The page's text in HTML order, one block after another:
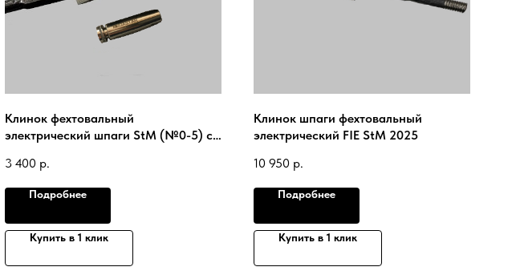
Клинок фехтовальный
электрический шпаги StM (№0-5) с
2020.1Super
3 400 р.
Подробнее
Купить в 1 клик
Клинок шпаги фехтовальный
электрический FIE StM 2025
10 950 р.
Подробнее
Купить в 1 клик